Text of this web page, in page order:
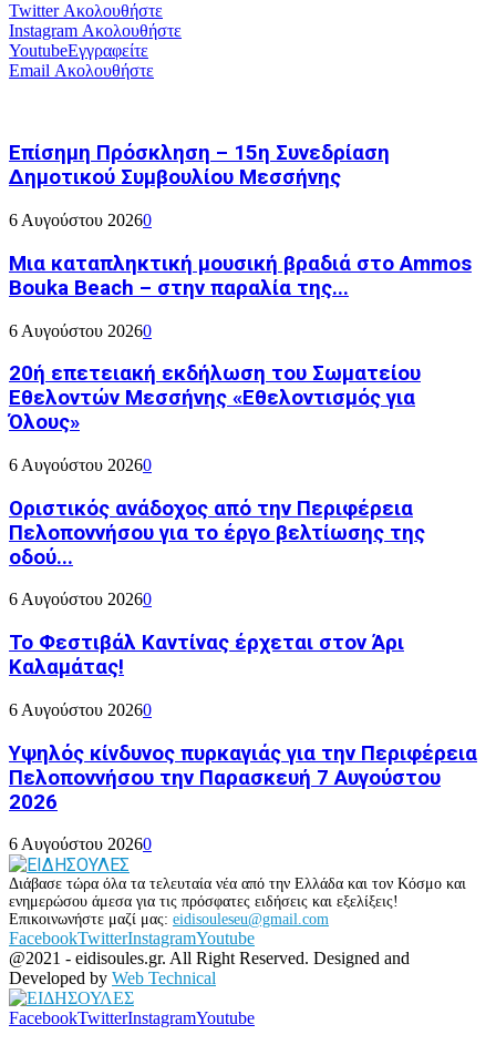
TwitterΑκολουθήστε
Instagram Ακολουθήστε
YoutubeΕγγραφείτε
Email Ακολουθήστε
Επίσημη Πρόσκληση – 15η Συνεδρίαση
Δημοτικού Συμβουλίου Μεσσήνης
6 Αυγούστου 20260
Μια καταπληκτική μουσική βραδιά στο Ammos
Bouka Beach – στην παραλία της...
6 Αυγούστου 20260
20ή επετειακή εκδήλωση του Σωματείου
Εθελοντών Μεσσήνης «Εθελοντισμός για
Όλους»
6 Αυγούστου 20260
Οριστικός ανάδοχος από την Περιφέρεια
Πελοποννήσου για το έργο βελτίωσης της
οδού...
6 Αυγούστου 20260
Το Φεστιβάλ Καντίνας έρχεται στον Άρι
Καλαμάτας!
6 Αυγούστου 20260
Υψηλός κίνδυνος πυρκαγιάς για την Περιφέρεια
Πελοποννήσου την Παρασκευή 7 Αυγούστου
2026
6 Αυγούστου 20260
Διάβασε τώρα όλα τα τελευταία νέα από την Ελλάδα και τον Κόσμο και
ενημερώσου άμεσα για τις πρόσφατες ειδήσεις και εξελίξεις!
Επικοινωνήστε μαζί μας: eidisouleseu@gmail.com
FacebookTwitterInstagramYoutube
@2021 - eidisoules.gr. All Right Reserved. Designed and
Developed by Web Technical
FacebookTwitterInstagramYoutube